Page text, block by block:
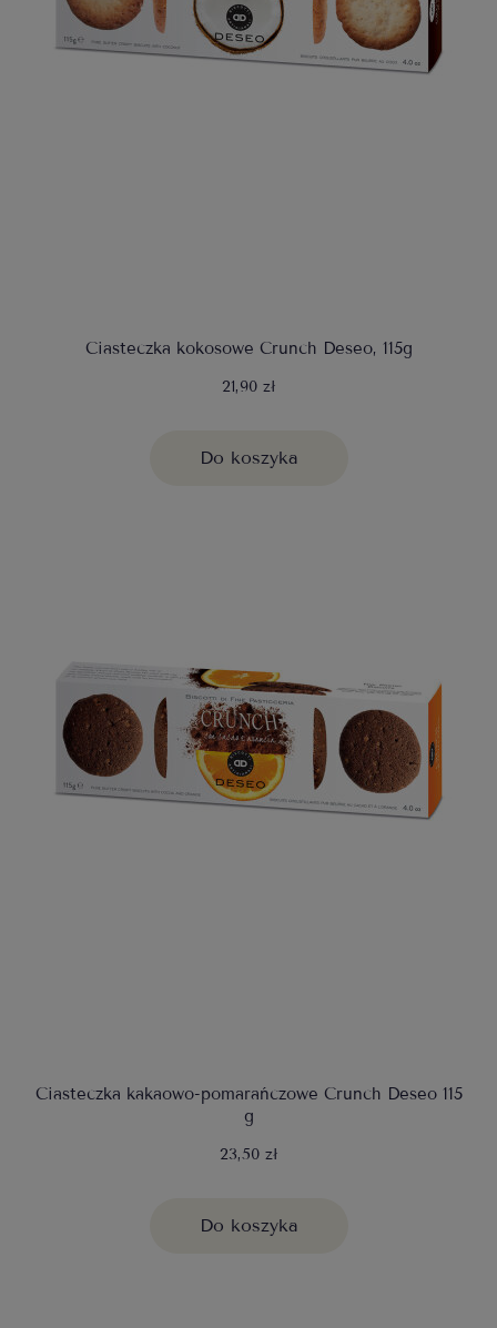
Ciasteczka kokosowe Crunch Deseo, 115g
21,90 zł
Do koszyka
Ciasteczka kakaowo-pomarańczowe Crunch Deseo 115
g
23,50 zł
Do koszyka